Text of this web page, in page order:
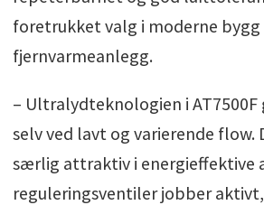
foretrukket valg i moderne bygg
fjernvarmeanlegg.
– Ultralydteknologien i
selv ved lavt og varierende flow.
særlig attraktiv i energieffektive
reguleringsventiler jobber